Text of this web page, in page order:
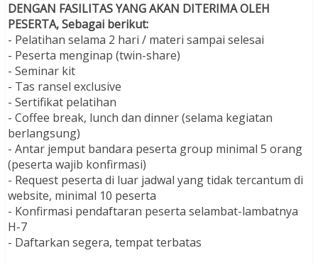
DENGAN FASILITAS YANG AKAN DITERIMA OLEH
PESERTA, Sebagai berikut:
- Pelatihan selama 2 hari / materi sampai selesai
- Peserta menginap (twin-share)
- Seminar kit
- Tas ransel exclusive
- Sertifikat pelatihan
- Coffee break, lunch dan dinner (selama kegiatan
berlangsung)
- Antar jemput bandara peserta group minimal 5 orang
(peserta wajib konfirmasi)
- Request peserta di luar jadwal yang tidak tercantum di
website, minimal 10 peserta
- Konfirmasi pendaftaran peserta selambat-lambatnya
H-7
- Daftarkan segera, tempat terbatas